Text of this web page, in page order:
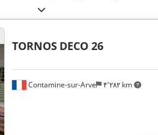
Contamine-sur-Arve ۴٬۲۸۲ km
TORNOS DECO 26